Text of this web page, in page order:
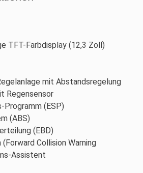
TFT-Farbdisplay (12,3 Zoll)
mit Abstandsregelung
Regensensor
(ESP)
(ABS)
(EBD)
Collision Warning
Assistent